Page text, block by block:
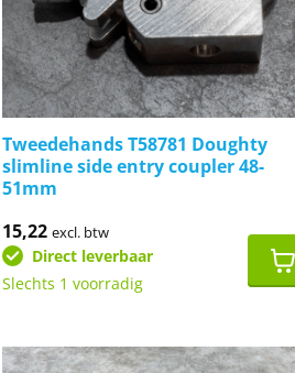
Tweedehands T58781 Doughty
slimline side entry coupler 48-
51mm
15,22 excl. btw
Direct leverbaar
Slechts 1 voorradig